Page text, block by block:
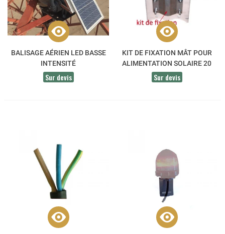
BALISAGE AÉRIEN LED BASSE
INTENSITÉ
Sur devis
KIT DE FIXATION MÂT POUR
ALIMENTATION SOLAIRE 20
W
Sur devis